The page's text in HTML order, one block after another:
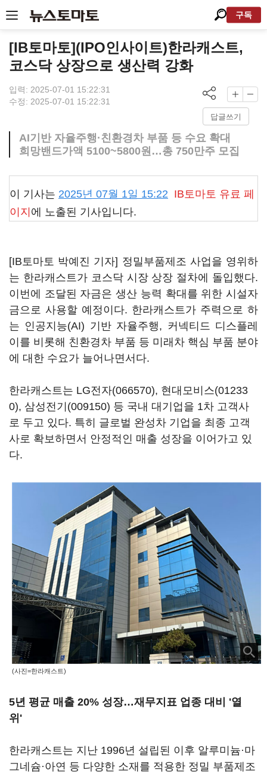
구독
[IB토마토](IPO인사이트)한라캐스트,
코스닥 상장으로 생산력 강화
입력: 2025-07-01 15:22:31
수정: 2025-07-01 15:22:31
답글쓰기
AI기반 자율주행·친환경차 부품 등 수요 확대
희망밴드가액 5100~5800원…총 750만주 모집
이 기사는 2025년 07월 1일 15:22 IB토마토 유료 페
이지 에 노출된 기사입니다.
[IB토마토 박예진 기자] 정밀부품제조 사업을 영위하
는 한라캐스트가 코스닥 시장 상장 절차에 돌입했다.
이번에 조달된 자금은 생산 능력 확대를 위한 시설자
금으로 사용할 예정이다. 한라캐스트가 주력으로 하
는 인공지능(AI) 기반 자율주행, 커넥티드 디스플레
이를 비롯해 친환경차 부품 등 미래차 핵심 부품 분야
에 대한 수요가 늘어나면서다.
한라캐스트는 LG전자(066570), 현대모비스(01233
0), 삼성전기(009150) 등 국내 대기업을 1차 고객사
로 두고 있다. 특히 글로벌 완성차 기업을 최종 고객
사로 확보하면서 안정적인 매출 성장을 이어가고 있
다.
(사진=한라캐스트)
5년 평균 매출 20% 성장…재무지표 업종 대비 '열
위'
한라캐스트는 지난 1996년 설립된 이후 알루미늄·마
그네슘·아연 등 다양한 소재를 적용한 정밀 부품제조